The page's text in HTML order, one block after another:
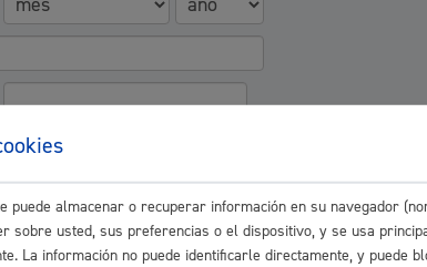
puede almacenar o recuperar información en su navegador
sobre usted, sus preferencias o el dispositivo, y se usa
La información no puede identificarle directamente, y puede